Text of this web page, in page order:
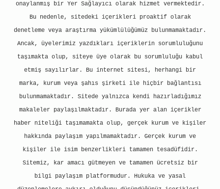
onaylanmış bir Yer Sağlayıcı olarak hizmet vermektedir.
Bu nedenle, sitedeki içerikleri proaktif olarak
denetleme veya araştırma yükümlülüğümüz bulunmamaktadır.
Ancak, üyelerimiz yazdıkları içeriklerin sorumluluğunu
taşımakta olup, siteye üye olarak bu sorumluluğu kabul
etmiş sayılırlar. Bu internet sitesi, herhangi bir
marka, kurum veya şahıs şirketi ile hiçbir bağlantısı
bulunmamaktadır. Sitede yalnızca kendi hazırladığımız
makaleler paylaşılmaktadır. Burada yer alan içerikler
haber niteliği taşımamakta olup, gerçek kurum ve kişiler
hakkında paylaşım yapılmamaktadır. Gerçek kurum ve
kişiler ile isim benzerlikleri tamamen tesadüfidir.
Sitemiz, kar amacı gütmeyen ve tamamen ücretsiz bir
bilgi paylaşım platformudur. Hukuka ve yasal